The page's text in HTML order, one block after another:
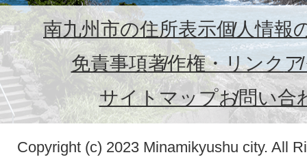
南九州市の住所表示個人情報
免責事項著作権・リンク
サイトマップお問い合
Copyright (c) 2023 Minamikyushu city. All